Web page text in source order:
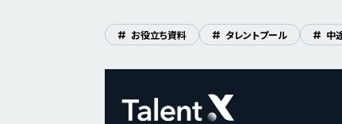
# お役立ち資料 # タレントプール # 中